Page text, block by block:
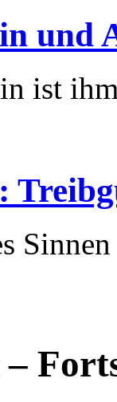
und
ist
Sinnen